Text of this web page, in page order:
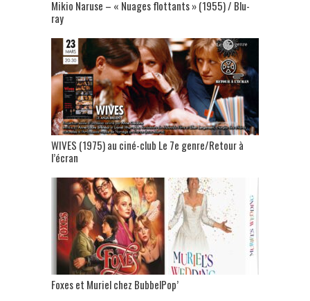
Mikio Naruse – « Nuages flottants » (1955) / Blu-
ray
WIVES (1975) au ciné-club Le 7e genre/Retour à
l’écran
Foxes et Muriel chez BubbelPop’